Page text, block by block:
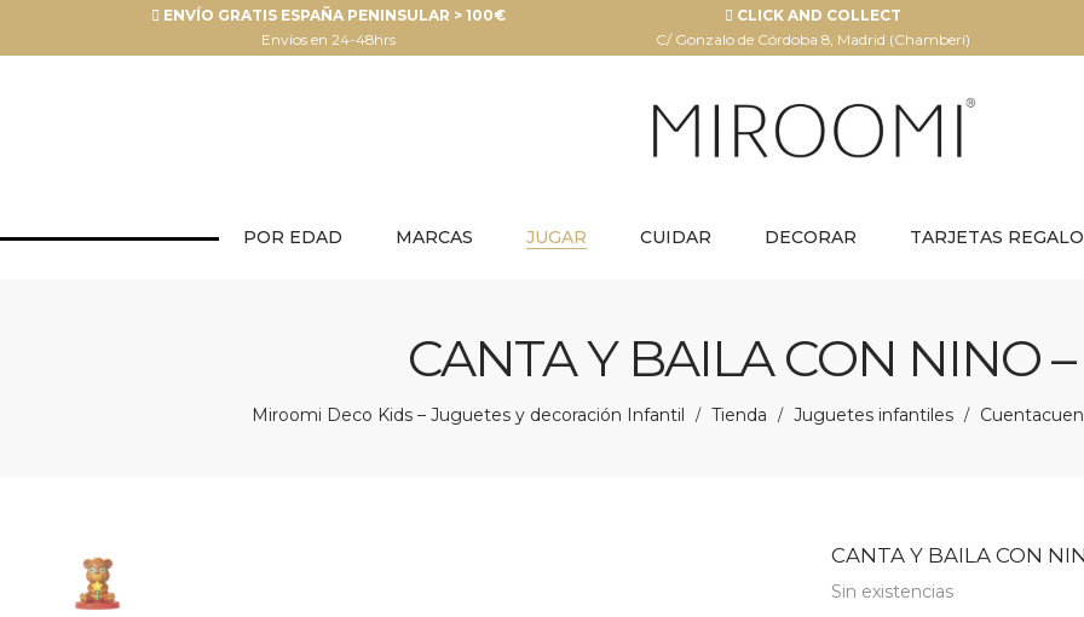
ENVÍO GRATIS ESPAÑA PENINSULAR > 100€
Envíos en 24-48hrs
CLICK AND COLLECT
C/ Gonzalo de Córdoba 8, Madrid (Chamberí)
POR EDAD MARCAS JUGAR CUIDAR DECORAR TARJETAS REGALO
CANTA Y BAILA CON NINO
Miroomi Deco Kids – Juguetes y decoración Infantil / Tienda / Juguetes infantiles /
CANTA Y BAILA CON
Sin existencias